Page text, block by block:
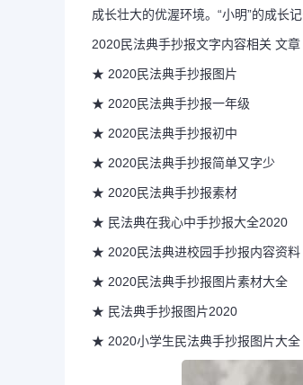
成长壮大的优渥环境。“小明”的成长
2020民法典手抄报文字内容相关 文章
★ 2020民法典手抄报图片
★ 2020民法典手抄报一年级
★ 2020民法典手抄报初中
★ 2020民法典手抄报简单又字少
★ 2020民法典手抄报素材
★ 民法典在我心中手抄报大全2020
★ 2020民法典进校园手抄报内容资料
★ 2020民法典手抄报图片素材大全
★ 民法典手抄报图片2020
★ 2020小学生民法典手抄报图片大全
长按图片识